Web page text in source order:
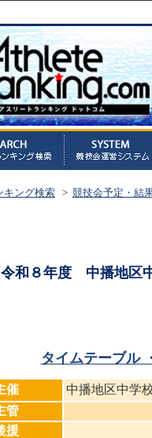
キング検索 > 競技会予定・結
令和８年度 中播地区
タイムテーブル
催
中播地区中学
管
援